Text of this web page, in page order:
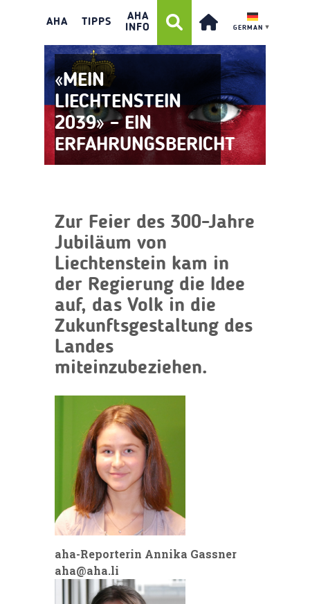
AHA TIPPS
AHA
INFO
GERMAN ▼
«MEIN
LIECHTENSTEIN
2039» – EIN
ERFAHRUNGSBERICHT
Zur Feier des 300-Jahre
Jubiläum von
Liechtenstein kam in
der Regierung die Idee
auf, das Volk in die
Zukunftsgestaltung des
Landes
miteinzubeziehen.
aha-Reporterin Annika Gassner
aha@aha.li